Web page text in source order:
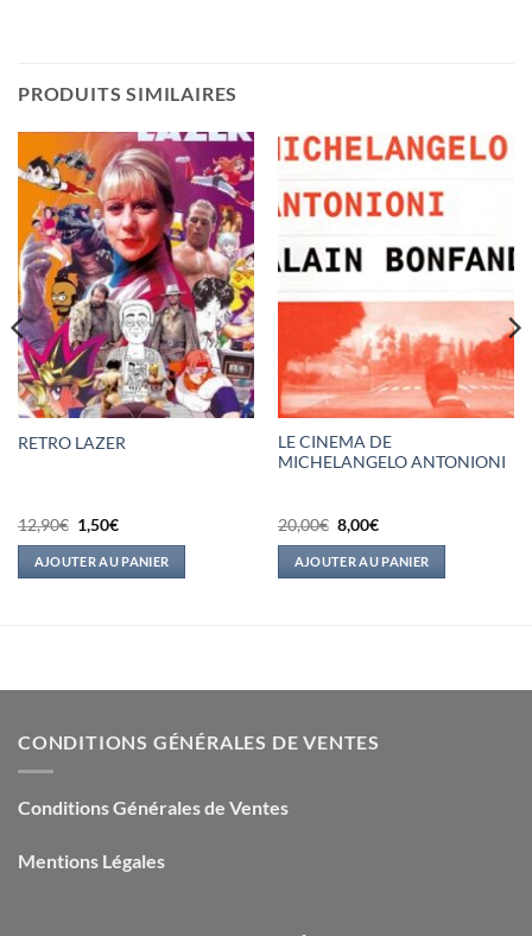
PRODUITS SIMILAIRES
RETRO LAZER
12,90€ Le
prix
initial
était :
12,90€.
1,50€Le
actuel
est :
1,50€.
AJOUTER AU PANIER
LE CINEMA DE
MICHELANGELO ANTONIONI
20,00€ Le
prix
initial
était :
20,00€.
8,00€Le
actuel
est :
8,00€.
AJOUTER AU PANIER
CONDITIONS GÉNÉRALES DE VENTES
Conditions Générales de Ventes
Mentions Légales